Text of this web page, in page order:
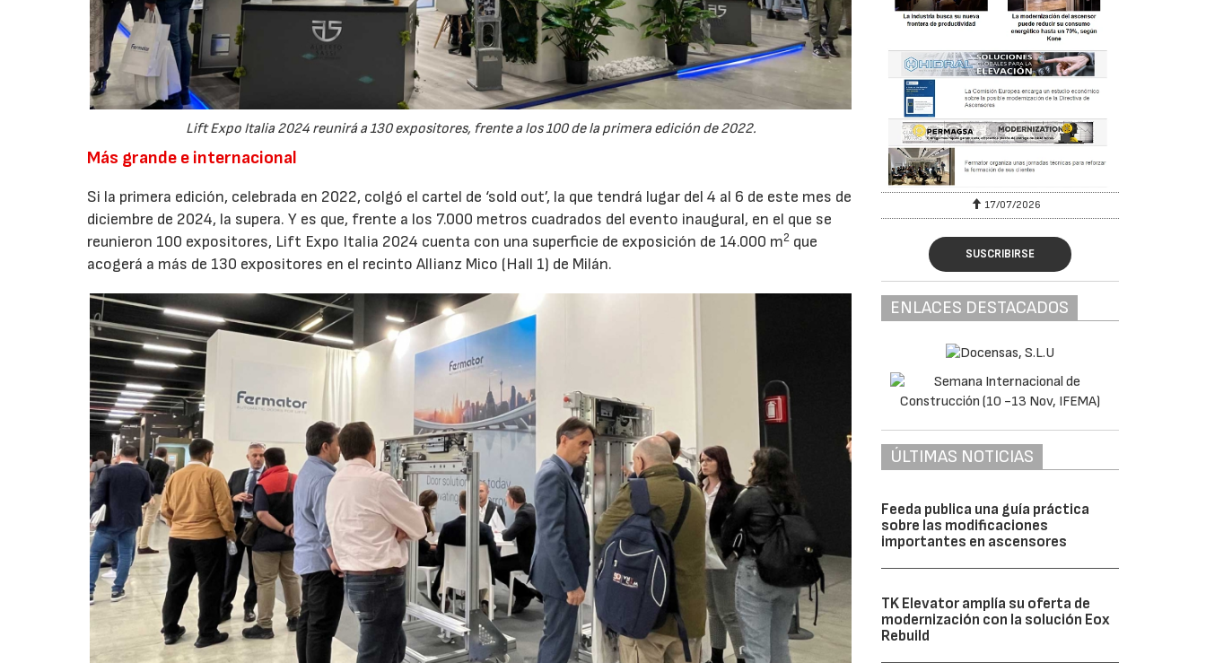
Lift Expo Italia 2024 reunirá a 130 expositores, frente a los 100 de la primera edición de 2022.
Más grande e internacional
Si la primera edición, celebrada en 2022, colgó el cartel de ‘sold out’, la que tendrá lugar del 4 al 6 de este mes de
diciembre de 2024, la supera. Y es que, frente a los 7.000 metros cuadrados del evento inaugural, en el que se
reunieron 100 expositores, Lift Expo Italia 2024 cuenta con una superficie de exposición de 14.000 m2 que
acogerá a más de 130 expositores en el recinto Allianz Mico (Hall 1) de Milán.
17/07/2026 31/07/2026 17/07/2026
SUSCRIBIRSE
ENLACES DESTACADOS
ÚLTIMAS NOTICIAS
Feeda publica una guía práctica
sobre las modificaciones
importantes en ascensores
TK Elevator amplía su oferta de
modernización con la solución Eox
Rebuild